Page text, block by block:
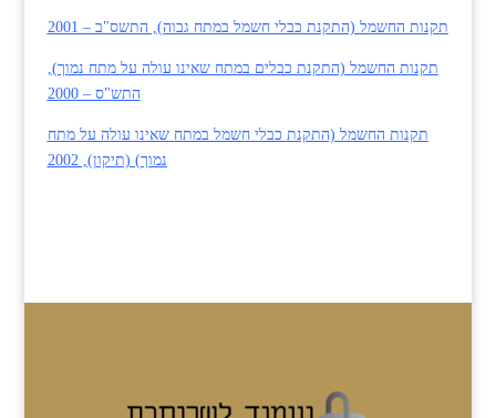
תקנות החשמל (התקנת כבלי חשמל במתח גבוה), התשס"ב – 2001
תקנות החשמל (התקנת כבלים במתח שאינו עולה על מתח נמוך),
התש"ס – 2000
תקנות החשמל (התקנת כבלי חשמל במתח שאינו עולה על מתח
נמוך) (תיקון), 2002